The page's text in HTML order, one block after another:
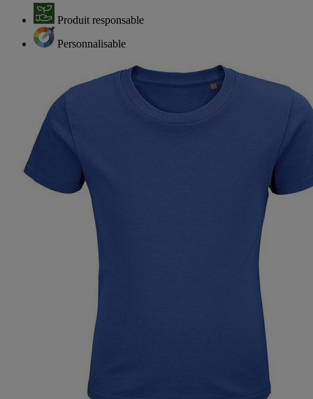
Produit responsable
Personnalisable